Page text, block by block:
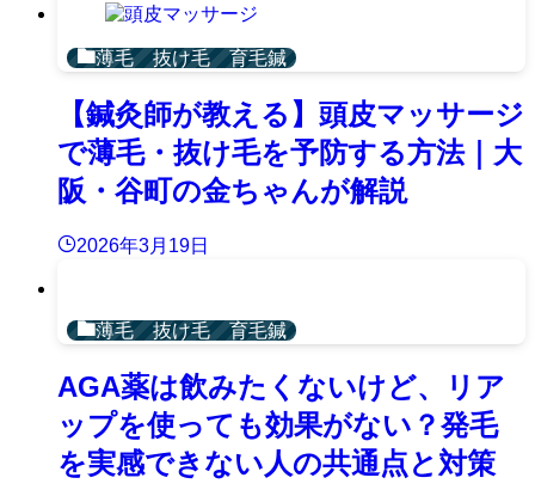
薄毛 抜け毛 育毛鍼
【鍼灸師が教える】頭皮マッサージ
で薄毛・抜け毛を予防する方法｜大
阪・谷町の金ちゃんが解説
2026年3月19日
薄毛 抜け毛 育毛鍼
AGA薬は飲みたくないけど、リア
ップを使っても効果がない？発毛
を実感できない人の共通点と対策